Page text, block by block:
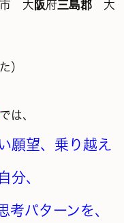
）
では、
願望、乗り越え
分、
考パターンを、